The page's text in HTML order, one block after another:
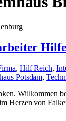
Hilfe
, Hilf Reich,
Potsdam,
Willkommen
Herzen von